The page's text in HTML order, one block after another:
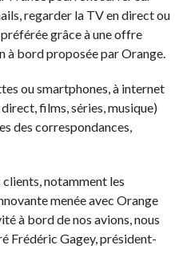
regarder la TV en direct ou
grâce à une offre
à bord proposée par Orange.
ou smartphones, à internet
films, séries, musique)
des correspondances,
notamment les
menée avec Orange
à bord de nos avions, nous
Frédéric Gagey, président-